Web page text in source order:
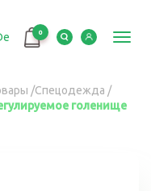
0
/Спецодежда /
голенище